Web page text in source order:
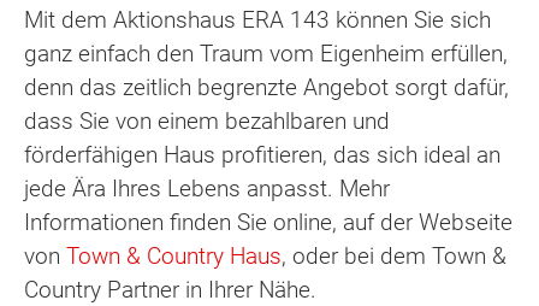
Mit dem Aktionshaus ERA 143 können Sie sich
ganz einfach den Traum vom Eigenheim erfüllen,
denn das zeitlich begrenzte Angebot sorgt dafür,
dass Sie von einem bezahlbaren und
förderfähigen Haus profitieren, das sich ideal an
jede Ära Ihres Lebens anpasst. Mehr
Informationen finden Sie online, auf der Webseite
von Town & Country Haus, oder bei dem Town &
Country Partner in Ihrer Nähe.